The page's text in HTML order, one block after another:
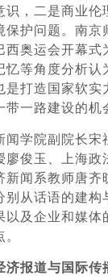
识，二是商业伦
保护问题。南京
西奥运会开幕式
忆等角度分析认
是打造国家软实
一路建设的机
学院副院长宋
廖俊玉、上海政
新闻系教师唐齐
别从话语的建构
以及企业和媒体
报道与国际传